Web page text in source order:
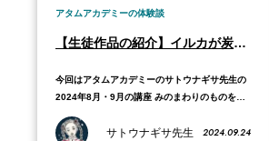
アタムアカデミーの体験談
【生徒作品の紹介】イルカが炭酸のグラスに入っているキャラのグッズ制作
今回はアタムアカデミーのサトウナギサ先生の
2024年8月・9月の講座 みのまわりのものをデ
が制作した作品をご紹介します。 2024年8月・
サトウナギサ先生 2024.09.24